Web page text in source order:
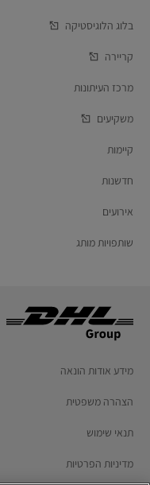
בלוג הלוגיסטיקה
קריירה
מרכז העיתונות
משקיעים
קיימות
חדשנות
אירועים
שותפויות מותג
מידע אודות הונאה
הצהרה משפטית
תנאי שימוש
מדיניות הפרטיות